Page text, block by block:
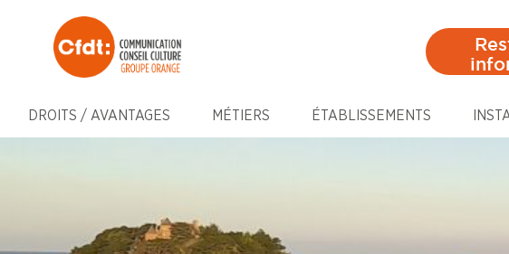
DROITS / AVANTAGES MÉTIERS ÉTABLISSEMENTS